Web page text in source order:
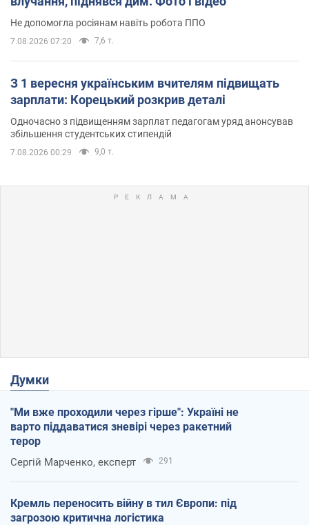
Не допомогла росіянам навіть робота ППО
7.08.2026 07:20 7,6 т.
З 1 вересня українським вчителям підвищать
зарплати: Корецький розкрив деталі
Одночасно з підвищенням зарплат педагогам уряд анонсував
збільшення студентських стипендій
7.08.2026 00:29 9,0 т.
Думки
"Ми вже проходили через гірше": Україні не
варто піддаватися зневірі через ракетний
терор
Сергій Марченко, експерт 291
Кремль переносить війну в тил Європи: під
загрозою критична логістика